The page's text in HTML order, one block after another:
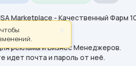
Marketplace - Качественный Фарм
рекламы и Бизнес Менеджеров.
идет почта и пароль от неё.